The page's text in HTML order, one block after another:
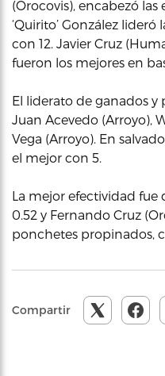
(Orocovis), encabezó las
‘Quirito’ González lideró
con 12. Javier Cruz
fueron los mejores en
El liderato de ganados y
Juan Acevedo (Arroyo),
Vega (Arroyo). En
el mejor con 5.
La mejor efectividad fue
0.52 y Fernando Cruz
ponchetes propinados,
Compartir